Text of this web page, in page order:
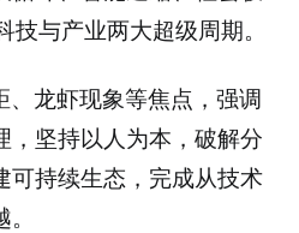
与产业两大超级周期。
龙虾现象等焦点，强调
，坚持以人为本，破解分
可持续生态，完成从技术